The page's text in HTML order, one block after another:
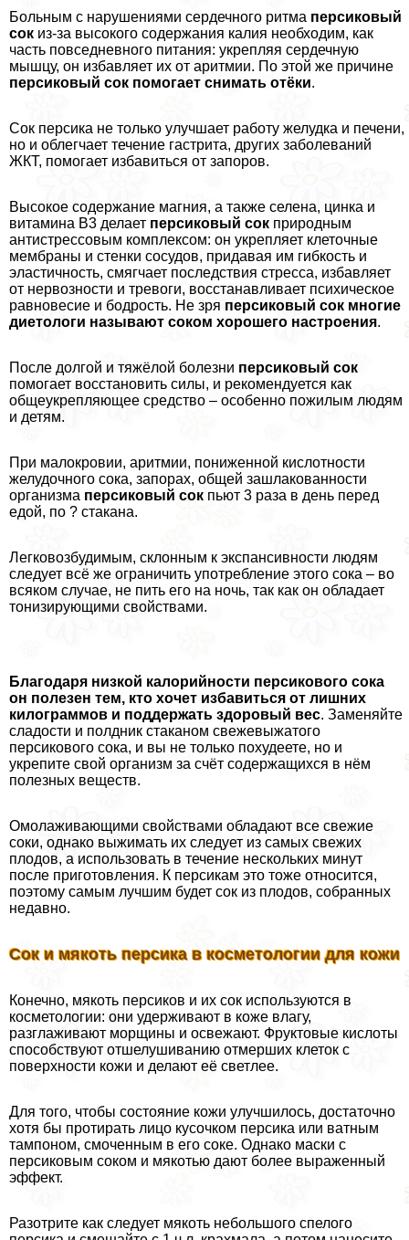
Больным с нарушениями сердечного ритма персиковый
сок из-за высокого содержания калия необходим, как
часть повседневного питания: укрепляя сердечную
мышцу, он избавляет их от аритмии. По этой же причине
персиковый сок помогает снимать отёки.
Сок персика не только улучшает работу желудка и печени,
но и облегчает течение гастрита, других заболеваний
ЖКТ, помогает избавиться от запоров.
Высокое содержание магния, а также селена, цинка и
витамина В3 делает персиковый сок природным
антистрессовым комплексом: он укрепляет клеточные
мембраны и стенки сосудов, придавая им гибкость и
эластичность, смягчает последствия стресса, избавляет
от нервозности и тревоги, восстанавливает психическое
равновесие и бодрость. Не зря персиковый сок многие
диетологи называют соком хорошего настроения.
После долгой и тяжёлой болезни персиковый сок
помогает восстановить силы, и рекомендуется как
общеукрепляющее средство – особенно пожилым людям
и детям.
При малокровии, аритмии, пониженной кислотности
желудочного сока, запорах, общей зашлакованности
организма персиковый сок пьют 3 раза в день перед
едой, по ? стакана.
Легковозбудимым, склонным к экспансивности людям
следует всё же ограничить употрeбление этого сока – во
всяком случае, не пить его на ночь, так как он обладает
тонизирующими свойствами.
Благодаря низкой калорийности персикового сока
он полезен тем, кто хочет избавиться от лишних
килограммов и поддержать здоровый вес. Заменяйте
сладости и полдник стаканом свежевыжатого
персикового сока, и вы не только похудеете, но и
укрепите свой организм за счёт содержащихся в нём
полезных веществ.
Омолаживающими свойствами обладают все свежие
соки, однако выжимать их следует из самых свежих
плодов, а использовать в течение нескольких минут
после приготовления. К персикам это тоже относится,
поэтому самым лучшим будет сок из плодов, собранных
недавно.
Сок и мякоть персика в косметологии для кожи
Конечно, мякоть персиков и их сок используются в
косметологии: они удерживают в коже влагу,
разглаживают морщины и освежают. Фруктовые кислоты
способствуют отшелушиванию отмерших клеток с
поверхности кожи и делают её светлее.
Для того, чтобы состояние кожи улучшилось, достаточно
хотя бы протирать лицо кусочком персика или ватным
тампоном, смоченным в его соке. Однако маски с
персиковым соком и мякотью дают более выраженный
эффект.
Разотрите как следует мякоть небольшого спелого